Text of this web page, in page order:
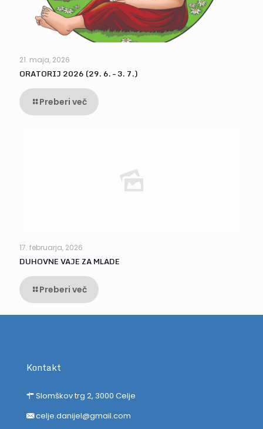
21. maja, 2026
ORATORIJ 2026 (29. 6. – 3. 7.)
Preberi več
17. februarja, 2026
DUHOVNE VAJE ZA MLADE
Preberi več
Kontakt
Slomškov trg 2, 3000 Celje
celje.danijel@gmail.com